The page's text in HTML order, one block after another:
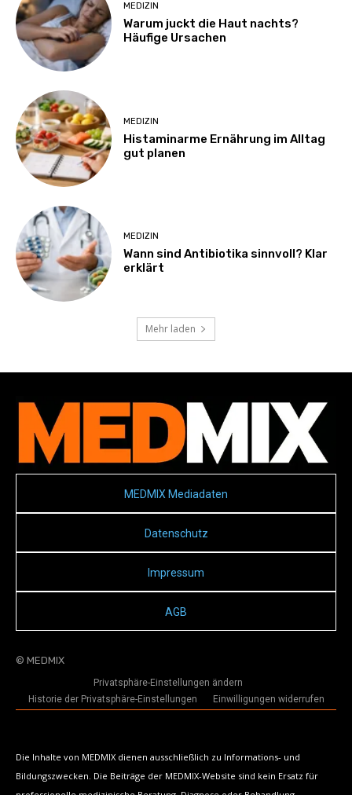
MEDIZIN
Warum juckt die Haut nachts?
Häufige Ursachen
MEDIZIN
Histaminarme Ernährung im Alltag
gut planen
MEDIZIN
Wann sind Antibiotika sinnvoll? Klar
erklärt
Mehr laden
MEDMIX Mediadaten
Datenschutz
Impressum
AGB
© MEDMIX
Privatsphäre-Einstellungen ändern
Historie der Privatsphäre-Einstellungen
Einwilligungen widerrufen
Die Inhalte von MEDMIX dienen ausschließlich zu Informations- und
Bildungszwecken. Die Beiträge der MEDMIX-Website sind kein Ersatz für